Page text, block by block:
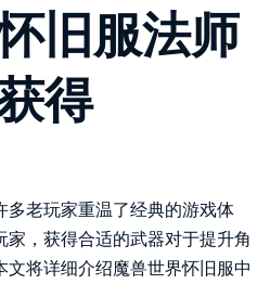
旧服法师
得
多老玩家重温了经典的游戏体
，获得合适的武器对于提升角
将详细介绍魔兽世界怀旧服中